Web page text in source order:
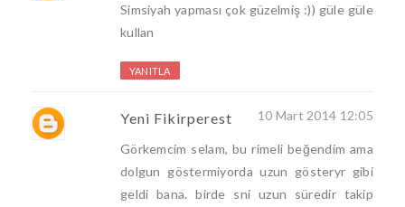
Simsiyah yapması çok güzelmiş :)) güle güle
kullan
YANITLA
Yeni Fikirperest 10 Mart 2014 12:05
Görkemcim selam, bu rimeli beğendim ama
dolgun göstermiyorda uzun gösteryr gibi
geldi bana. birde sni uzun süredir takip